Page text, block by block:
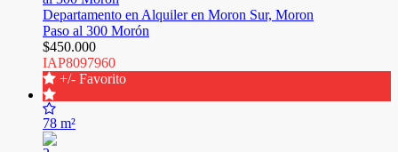
Departamento en Alquiler en Moron Sur, Moron
Paso al 300 Morón
$450.000
IAP8097960
+/- Favorito
78 m²